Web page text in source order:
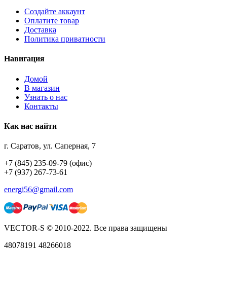
Создайте аккаунт
Оплатите товар
Доставка
Политика приватности
Навигация
Домой
В магазин
Узнать о нас
Контакты
Как нас найти
г. Саратов, ул. Саперная, 7
+7 (845) 235-09-79 (офис)
+7 (937) 267-73-61
energi56@gmail.com
VECTOR-S © 2010-2022. Все права защищены
48078191 48266018